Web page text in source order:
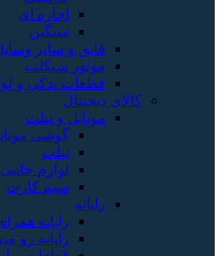
اجاره ای
سنگین
قایق و سایر
موتور سیکلت
قطعات یدکی و
کالای دیجیتال
موبایل و تبلت
گوشی
تبلت
لوازم
سیم کارت
رایانه
رایانه همراه
رایانه رو